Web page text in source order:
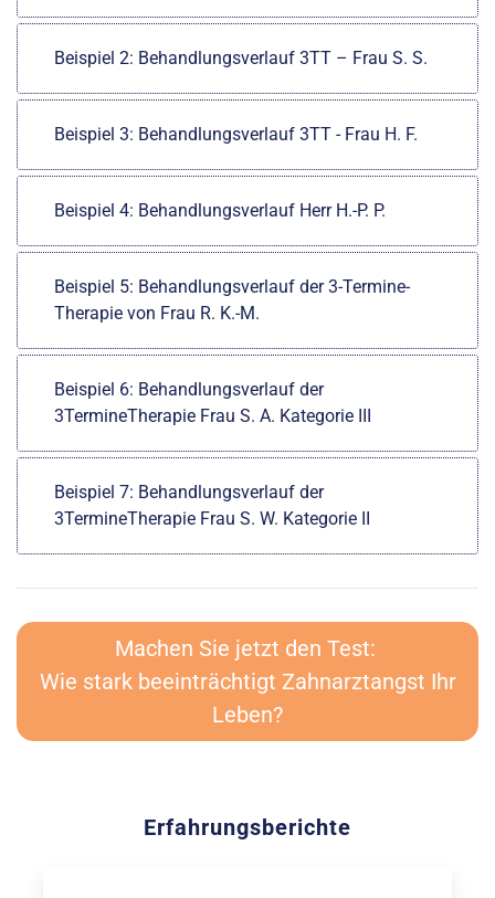
Beispiel 2: Behandlungsverlauf 3TT – Frau S. S.
Beispiel 3: Behandlungsverlauf 3TT - Frau H. F.
Beispiel 4: Behandlungsverlauf Herr H.-P. P.
Beispiel 5: Behandlungsverlauf der 3-Termine-
Therapie von Frau R. K.-M.
Beispiel 6: Behandlungsverlauf der
3TermineTherapie Frau S. A. Kategorie III
Beispiel 7: Behandlungsverlauf der
3TermineTherapie Frau S. W. Kategorie II
Machen Sie jetzt den Test:
Wie stark beeinträchtigt Zahnarztangst Ihr
Leben?
Erfahrungsberichte